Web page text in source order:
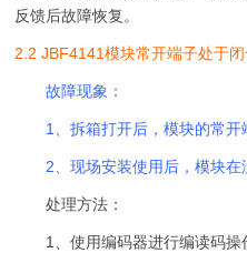
反馈后故障恢复。
2.2 JBF4141模块常开端子处于
故障现象：
1、拆箱打开后，模块的常开
2、现场安装使用后，模块在
处理方法：
1、使用编码器进行编读码操